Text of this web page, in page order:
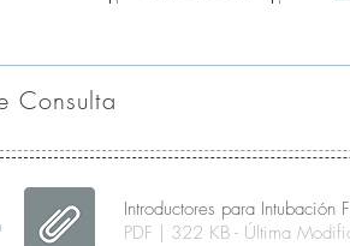
Consulta
Introductores para Intubación
PDF | 322 KB - Última